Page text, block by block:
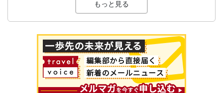
もっと見る